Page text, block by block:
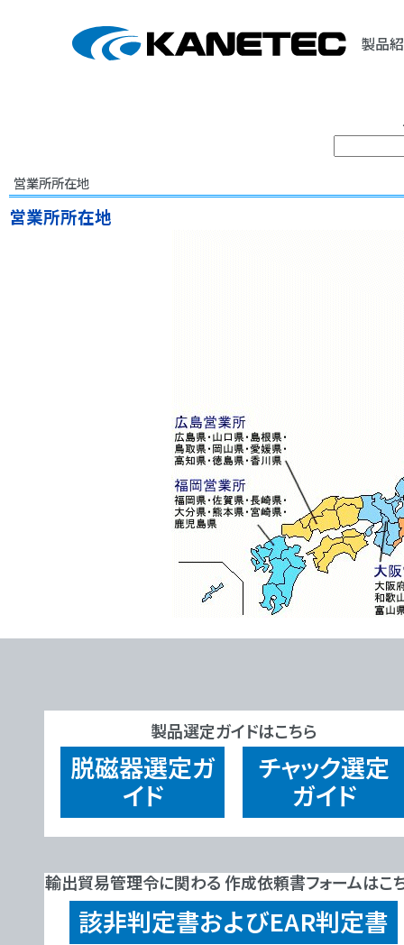
製品
営業所所在地
営業所所在地
製品選定ガイドはこちら
脱磁器選定ガ
イド
チャック選定
ガイド
輸出貿易管理令に関わる 作成依頼書フォームはこ
該非判定書およびEAR判定書